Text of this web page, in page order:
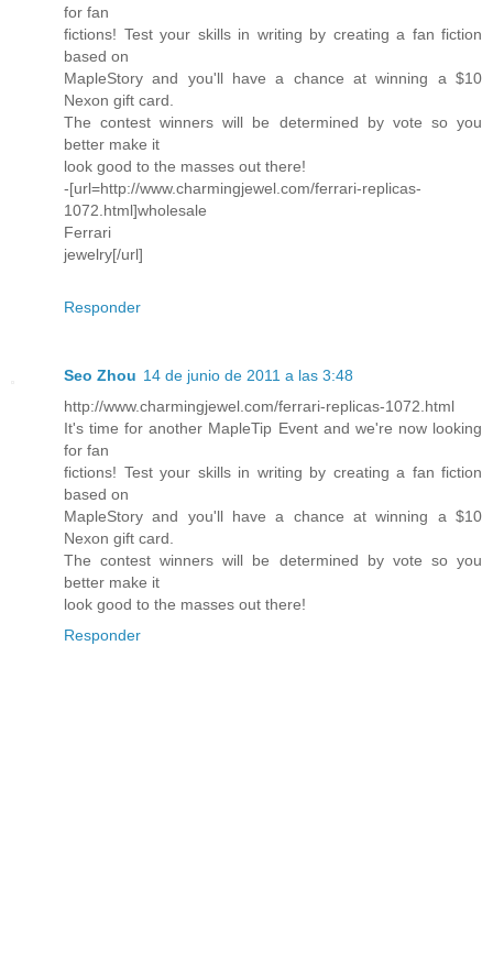
for fan
fictions! Test your skills in writing by creating a fan fiction
based on
MapleStory and you'll have a chance at winning a $10
Nexon gift card.
The contest winners will be determined by vote so you
better make it
look good to the masses out there!
-[url=http://www.charmingjewel.com/ferrari-replicas-
1072.html]wholesale
Ferrari
jewelry[/url]
Responder
Seo Zhou 14 de junio de 2011 a las 3:48
http://www.charmingjewel.com/ferrari-replicas-1072.html
It's time for another MapleTip Event and we're now looking
for fan
fictions! Test your skills in writing by creating a fan fiction
based on
MapleStory and you'll have a chance at winning a $10
Nexon gift card.
The contest winners will be determined by vote so you
better make it
look good to the masses out there!
Responder